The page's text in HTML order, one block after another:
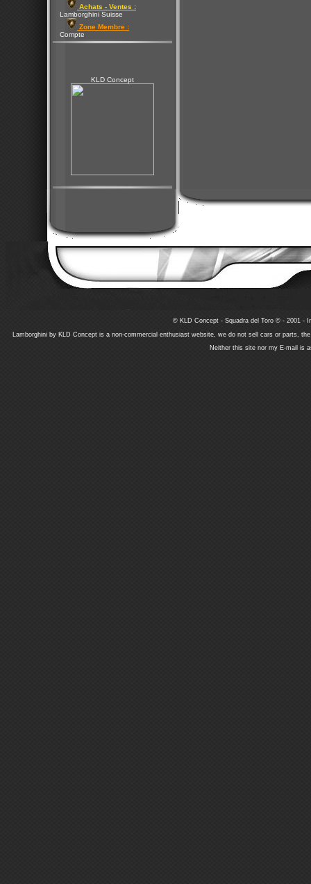
Achats - Ventes :
Lamborghini Suisse
Zone Membre :
Compte
KLD Concept
© KLD Concept - Squadra del Toro © - 2001 -
Lamborghini by KLD Concept is a non-commercial enthusiast website, we do not sell cars or parts,
Neither this site nor my E-mail is